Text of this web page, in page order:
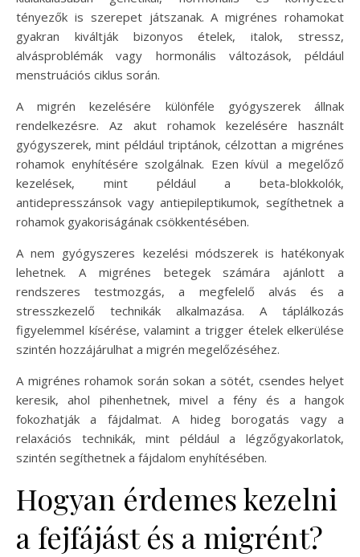
tényezők is szerepet játszanak. A migrénes rohamokat
gyakran kiváltják bizonyos ételek, italok, stressz,
alvásproblémák vagy hormonális változások, például
menstruációs ciklus során.
A migrén kezelésére különféle gyógyszerek állnak
rendelkezésre. Az akut rohamok kezelésére használt
gyógyszerek, mint például triptánok, célzottan a migrénes
rohamok enyhítésére szolgálnak. Ezen kívül a megelőző
kezelések, mint például a beta-blokkolók,
antidepresszánsok vagy antiepileptikumok, segíthetnek a
rohamok gyakoriságának csökkentésében.
A nem gyógyszeres kezelési módszerek is hatékonyak
lehetnek. A migrénes betegek számára ajánlott a
rendszeres testmozgás, a megfelelő alvás és a
stresszkezelő technikák alkalmazása. A táplálkozás
figyelemmel kísérése, valamint a trigger ételek elkerülése
szintén hozzájárulhat a migrén megelőzéséhez.
A migrénes rohamok során sokan a sötét, csendes helyet
keresik, ahol pihenhetnek, mivel a fény és a hangok
fokozhatják a fájdalmat. A hideg borogatás vagy a
relaxációs technikák, mint például a légzőgyakorlatok,
szintén segíthetnek a fájdalom enyhítésében.
Hogyan érdemes kezelni
a fejfájást és a migrént?